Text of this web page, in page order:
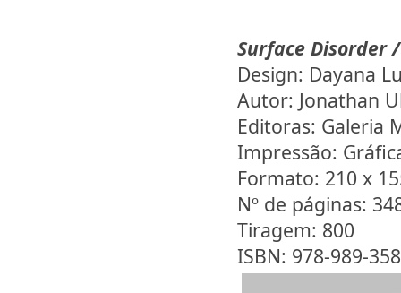
Surface Disorder
Design: Dayana
Autor: Jonathan
Editoras: Galeria
Impressão:
Formato: 210 x
Nº de páginas:
Tiragem: 800
ISBN: 978-989-